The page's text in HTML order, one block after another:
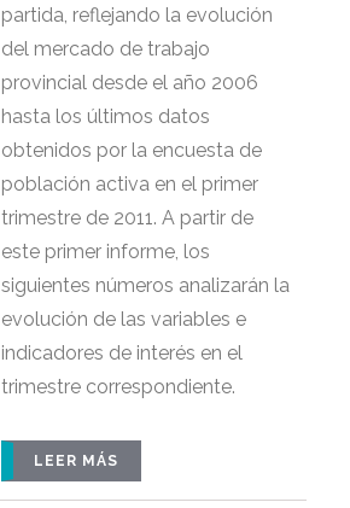
partida, reflejando la evolución
del mercado de trabajo
provincial desde el año 2006
hasta los últimos datos
obtenidos por la encuesta de
población activa en el primer
trimestre de 2011. A partir de
este primer informe, los
siguientes números analizarán la
evolución de las variables e
indicadores de interés en el
trimestre correspondiente.
LEER MÁS